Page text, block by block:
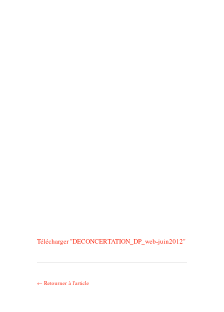
Télécharger "DECONCERTATION_DP_web-juin2012"
← Retourner à l'article